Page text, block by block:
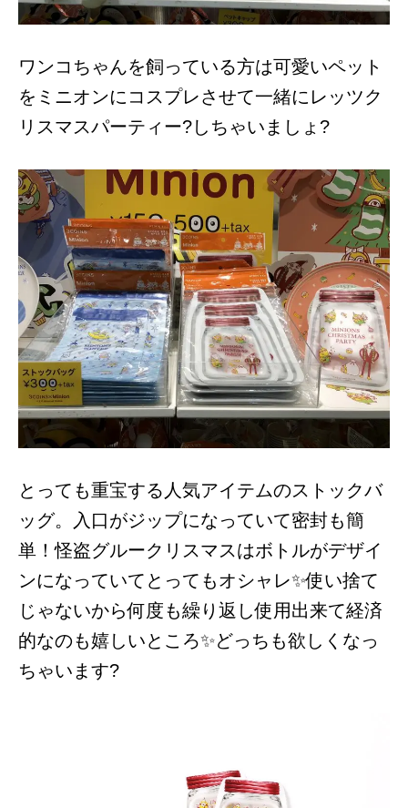
ワンコちゃんを飼っている方は可愛いペット
をミニオンにコスプレさせて一緒にレッツク
リスマスパーティー?しちゃいましょ?
とっても重宝する人気アイテムのストックバ
ッグ。入口がジップになっていて密封も簡
単！怪盗グルークリスマスはボトルがデザイ
ンになっていてとってもオシャレ✨使い捨て
じゃないから何度も繰り返し使用出来て経済
的なのも嬉しいところ✨どっちも欲しくなっ
ちゃいます?